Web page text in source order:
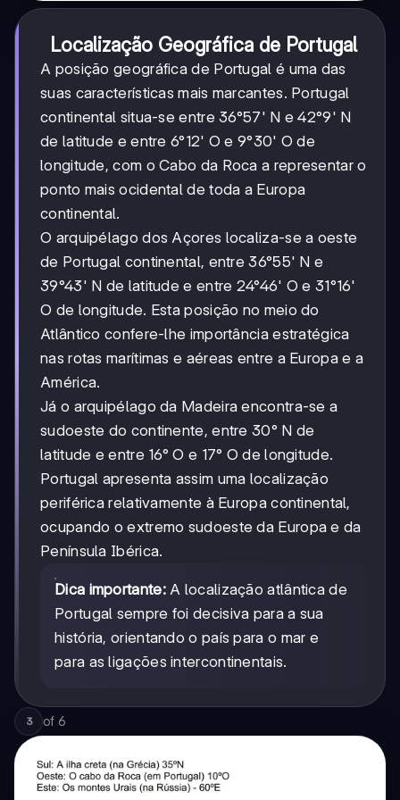
Localização Geográfica de Portugal
A posição geográfica de Portugal é uma das
suas características mais marcantes. Portugal
continental situa-se entre 36°57' N e 42°9' N
de latitude e entre 6°12' O e 9°30' O de
longitude, com o Cabo da Roca a representar o
ponto mais ocidental de toda a Europa
continental.
O arquipélago dos Açores localiza-se a oeste
de Portugal continental, entre 36°55' N e
39°43' N de latitude e entre 24°46' O e 31°16'
O de longitude. Esta posição no meio do
Atlântico confere-lhe importância estratégica
nas rotas marítimas e aéreas entre a Europa e a
América.
Já o arquipélago da Madeira encontra-se a
sudoeste do continente, entre 30° N de
latitude e entre 16° O e 17° O de longitude.
Portugal apresenta assim uma localização
periférica relativamente à Europa continental,
ocupando o extremo sudoeste da Europa e da
Península Ibérica.
Dica importante:A localização atlântica de
Portugal sempre foi decisiva para a sua
história, orientando o país para o mar e
para as ligações intercontinentais.
3 of 6